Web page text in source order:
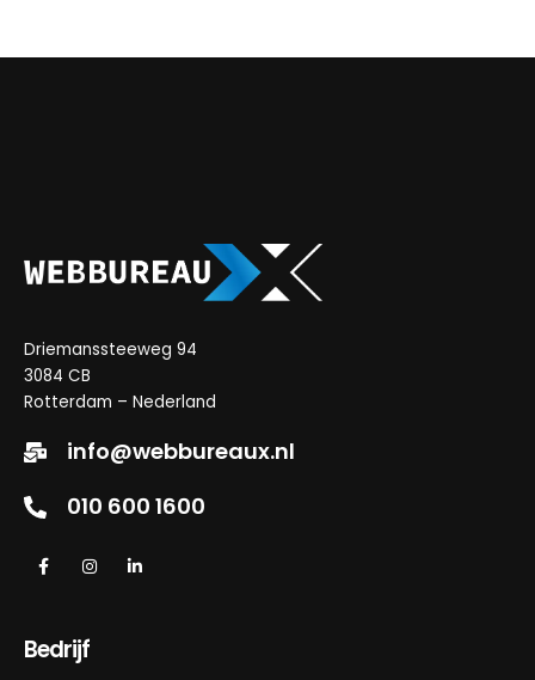
Driemanssteeweg 94
3084 CB
Rotterdam – Nederland
info@webbureaux.nl
010 600 1600
Bedrijf